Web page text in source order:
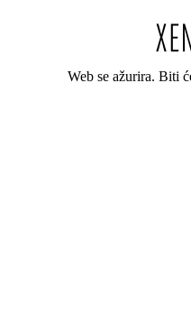
Web se ažurira. Biti